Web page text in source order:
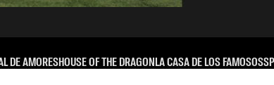
DE AMORESHOUSE OF THE DRAGONLA CASA DE LOS FAMOSOS